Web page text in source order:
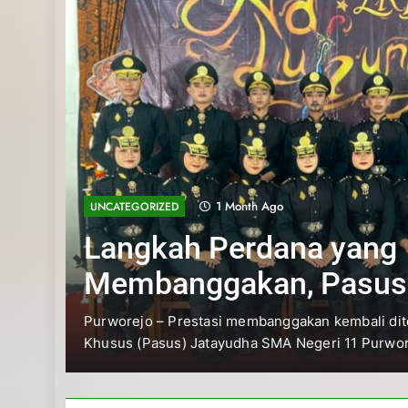
UNCATEGORIZED 1 Month Ago
Langkah Perdana yang
Membanggakan, Pasus
Jatayudha Ukir Prestasi di
Adiluhung Se-Jawa Tengah
Purworejo – Prestasi membanggakan kembali
Khusus (Pasus) Jatayudha SMA Negeri 11 Purworejo….